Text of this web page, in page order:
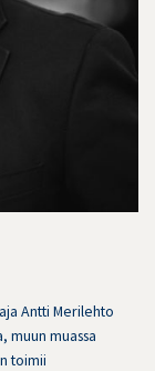
Antti Merilehto
muun muassa
toimii